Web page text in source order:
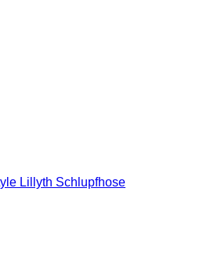
Lillyth Schlupfhose